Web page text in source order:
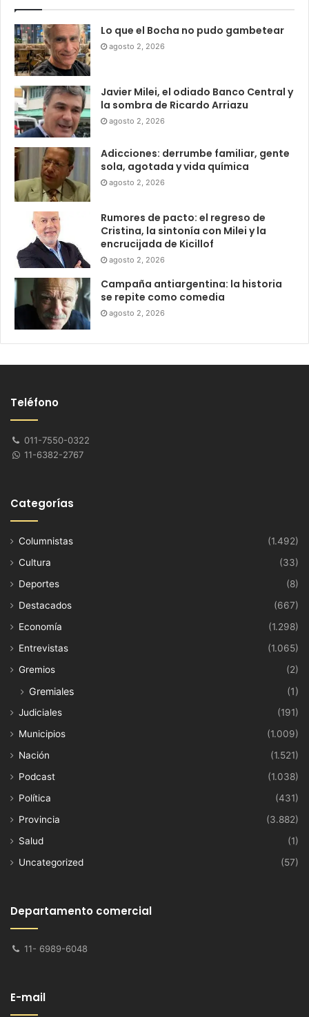
Lo que el Bocha no pudo gambetear
agosto 2, 2026
Javier Milei, el odiado Banco Central y
la sombra de Ricardo Arriazu
agosto 2, 2026
Adicciones: derrumbe familiar, gente
sola, agotada y vida química
agosto 2, 2026
Rumores de pacto: el regreso de
Cristina, la sintonía con Milei y la
encrucijada de Kicillof
agosto 2, 2026
Campaña antiargentina: la historia
se repite como comedia
agosto 2, 2026
Teléfono
011-7550-0322
11-6382-2767
Categorías
Columnistas
(1.492)
Cultura
(33)
Deportes
(8)
Destacados
(667)
Economía
(1.298)
Entrevistas
(1.065)
Gremios
(2)
Gremiales (1)
Judiciales
(191)
Municipios
(1.009)
Nación
(1.521)
Podcast
(1.038)
Política
(431)
Provincia
(3.882)
Salud
(1)
Uncategorized
(57)
Departamento comercial
11- 6989-6048
E-mail